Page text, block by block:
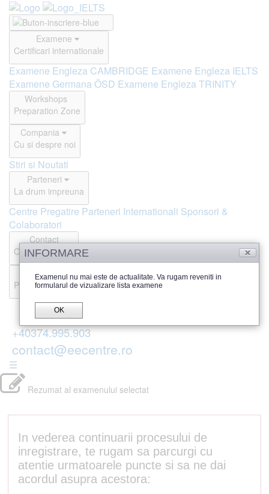
Examene
Certificari internationale
Examene Engleza CAMBRIDGE Examene Engleza IELTS
Examene Germana ÖSD Examene Engleza TRINITY
Workshops
Preparation Zone
Compania
Cu si despre noi
Stiri si Noutati
Parteneri
La drum impreuna
Centre Pregatire Parteneri Internationali Sponsori &
Colaboratori
Contact
Offline si Online
Recenzii
Parerea publicului
+40374.995.903
contact@eecentre.ro
☰
Rezumat al examenului selectat
In vederea continuarii procesului de
inregistrare, te rugam sa parcurgi cu
atentie urmatoarele puncte si sa ne dai
acordul asupra acestora:
INFORMARE
Examenul nu mai este de actualitate. Va rugam reveniti in
formularul de vizualizare lista examene
OK